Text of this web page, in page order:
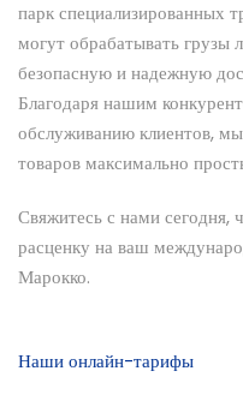
парк специализированных
могут обрабатывать грузы
безопасную и надежную
Благодаря нашим
обслуживанию клиентов,
товаров максимально
Свяжитесь с нами сегодня,
расценку на ваш
Марокко.
Наши онлайн-тарифы